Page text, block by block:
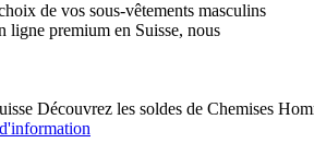
de vos sous-vêtements masculins
ligne premium en Suisse, nous
Découvrez les soldes de Chemises